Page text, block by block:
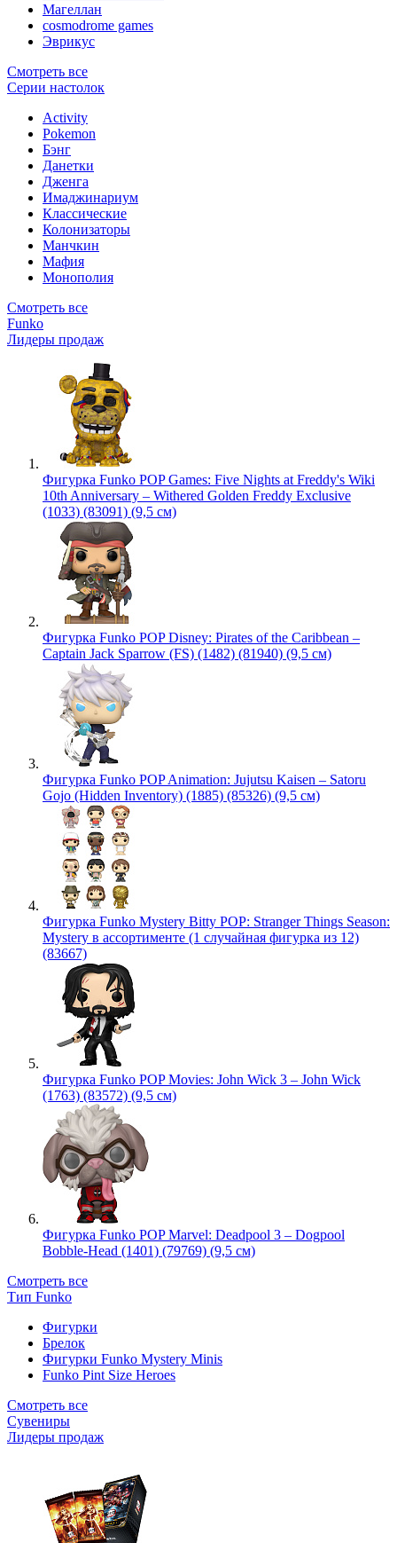
Магеллан
сosmodrome games
Эврикус
Смотреть все
Серии настолок
Activity
Pokemon
Бэнг
Данетки
Дженга
Имаджинариум
Классические
Колонизаторы
Манчкин
Мафия
Монополия
Смотреть все
Funko
Лидеры продаж
Фигурка Funko POP Games: Five Nights at Freddy's Wiki
10th Anniversary – Withered Golden Freddy Exclusive
(1033) (83091) (9,5 см)
Фигурка Funko POP Disney: Pirates of the Caribbean –
Captain Jack Sparrow (FS) (1482) (81940) (9,5 см)
Фигурка Funko POP Animation: Jujutsu Kaisen – Satoru
Gojo (Hidden Inventory) (1885) (85326) (9,5 см)
Фигурка Funko Mystery Bitty POP: Stranger Things Season:
Mystery в ассортименте (1 случайная фигурка из 12)
(83667)
Фигурка Funko POP Movies: John Wick 3 – John Wick
(1763) (83572) (9,5 см)
Фигурка Funko POP Marvel: Deadpool 3 – Dogpool
Bobble-Head (1401) (79769) (9,5 см)
Смотреть все
Тип Funko
Фигурки
Брелок
Фигурки Funko Mystery Minis
Funko Pint Size Heroes
Смотреть все
Сувениры
Лидеры продаж